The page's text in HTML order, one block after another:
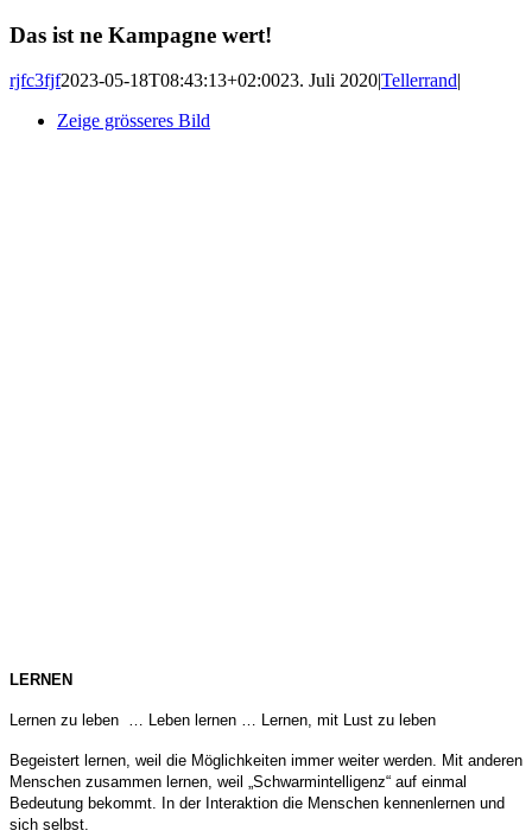
Das ist ne Kampagne wert!
rjfc3fjf2023-05-18T08:43:13+02:0023. Juli 2020|Tellerrand|
Zeige grösseres Bild
LERNEN
Lernen zu leben … Leben lernen … Lernen, mit Lust zu leben
Begeistert lernen, weil die Möglichkeiten immer weiter werden. Mit anderen
Menschen zusammen lernen, weil „Schwarmintelligenz“ auf einmal
Bedeutung bekommt. In der Interaktion die Menschen kennenlernen und
sich selbst.